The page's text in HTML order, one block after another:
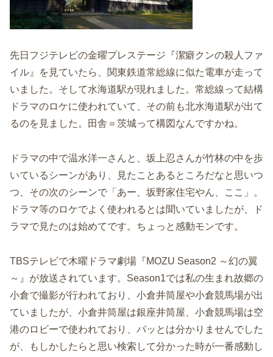
先日フジテレビの金曜プレステージ『潔癖クンの殺人ファ
イル』を見ていたら、関東鉄道常総線に似た電車が走って
いました。そして水海道駅が現れました。常総線って結構
ドラマのロケに使われていて、その前も北水海道駅が出て
るのを見ました。田舎＝茨城って構図なんですかね。
ドラマの中で温水洋一さんと、坂上忍さんが竹林の中を歩
いているシーンがあり、見たことあるところだなと思いつ
つ、その次のシーンで「あー、坂野家住宅やん、ここ」。
ドラマ等のロケでよく使われるとは聞いていましたが、ド
ラマで見たのは始めてです。ちょっと感動モンです。
TBSテレビで木曜ドラマ劇場『MOZU Season2 ～幻の翼
～』が放送されています。Season1では私の生まれ故郷の
小倉で撮影が行われており、小倉井筒屋や小倉競馬場が出
ていましたが、小倉井筒屋は銀座井筒屋、小倉競馬場は空
港のロビーで使われており、パッとは分かりませんでした
が、もしかしたらと思い検索して分かった時が一番感動し